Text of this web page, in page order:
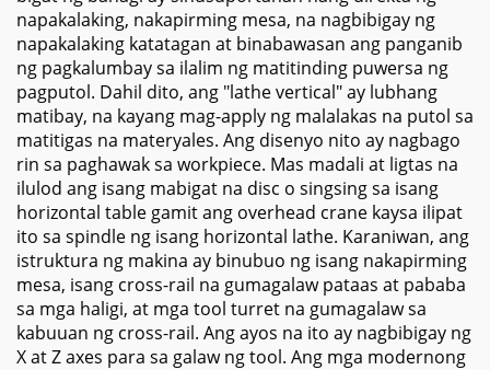
napakalaking, nakapirming mesa, na nagbibigay ng
napakalaking katatagan at binabawasan ang panganib
ng pagkalumbay sa ilalim ng matitinding puwersa ng
pagputol. Dahil dito, ang "lathe vertical" ay lubhang
matibay, na kayang mag-apply ng malalakas na putol sa
matitigas na materyales. Ang disenyo nito ay nagbago
rin sa paghawak sa workpiece. Mas madali at ligtas na
ilulod ang isang mabigat na disc o singsing sa isang
horizontal table gamit ang overhead crane kaysa ilipat
ito sa spindle ng isang horizontal lathe. Karaniwan, ang
istruktura ng makina ay binubuo ng isang nakapirming
mesa, isang cross-rail na gumagalaw pataas at pababa
sa mga haligi, at mga tool turret na gumagalaw sa
kabuuan ng cross-rail. Ang ayos na ito ay nagbibigay ng
X at Z axes para sa galaw ng tool. Ang mga modernong